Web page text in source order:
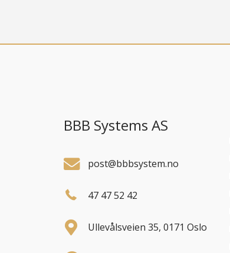
BBB Systems AS
post@bbbsystem.no
47 47 52 42
Ullevålsveien 35, 0171 Oslo